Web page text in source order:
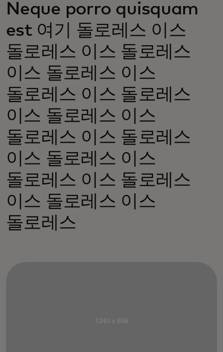
Neque porro quisquam
est 여기 돌로레스 이스
돌로레스 이스 돌로레스
이스 돌로레스 이스
돌로레스 이스 돌로레스
이스 돌로레스 이스
돌로레스 이스 돌로레스
이스 돌로레스 이스
돌로레스 이스 돌로레스
이스 돌로레스 이스
돌로레스